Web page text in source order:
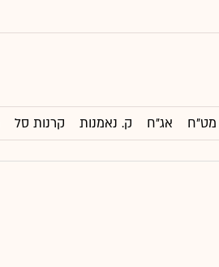
מט"ח אג"ח ק. נאמנות קרנות סל